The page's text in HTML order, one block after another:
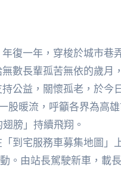
復一年，穿梭於城市巷
數長輩孤苦無依的歲月
公益，關懷孤老，於今
股暖流，呼籲各界為高
膀」持續飛翔。
到宅服務車募集地圖」
。由站長駕駛新車，載